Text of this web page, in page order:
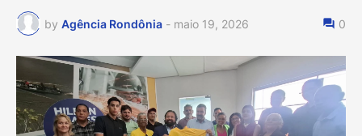
by Agência Rondônia - maio 19, 2026 0